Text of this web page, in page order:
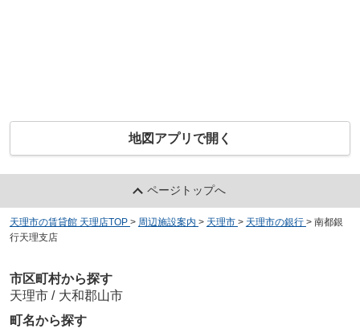
地図アプリで開く
ページトップへ
天理市の賃貸館 天理店TOP > 周辺施設案内 > 天理市 > 天理市の銀行 > 南都銀
行天理支店
市区町村から探す
天理市 / 大和郡山市
町名から探す